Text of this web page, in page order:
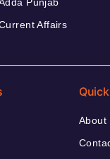
Affairs
About